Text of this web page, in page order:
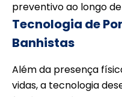
preventivo ao longo
Tecnologia de
Banhistas
Além da presença
vidas, a tecnologia